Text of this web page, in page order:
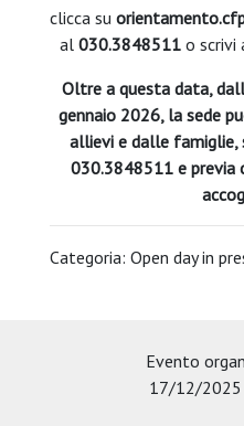
clicca su
al 030.3848511 o scrivi
Oltre a questa data,
gennaio 2026, la sede
allievi e dalle
030.3848511 e previa
Categoria: Open day in
Evento
17/12/